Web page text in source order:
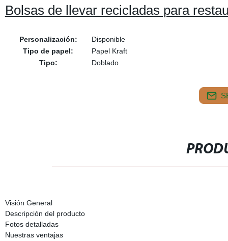
Bolsas de llevar recicladas para
Personalización:
Disponible
Tipo de papel:
Papel Kraft
Tipo:
Doblado
Visión General
Descripción del producto
Fotos detalladas
Nuestras ventajas